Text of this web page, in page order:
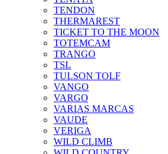
TENDON
THERMAREST
TICKET TO THE MOON
TOTEMCAM
TRANGO
TSL
TULSON TOLF
VANGO
VARGO
VARIAS MARCAS
VAUDE
VERIGA
WILD CLIMB